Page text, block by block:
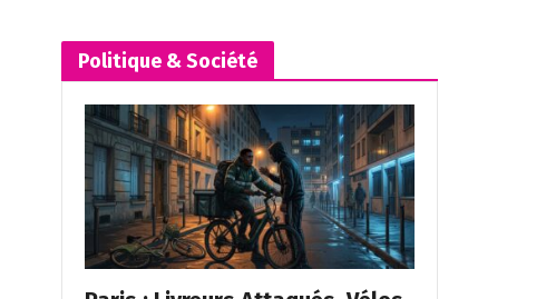
Politique & Société